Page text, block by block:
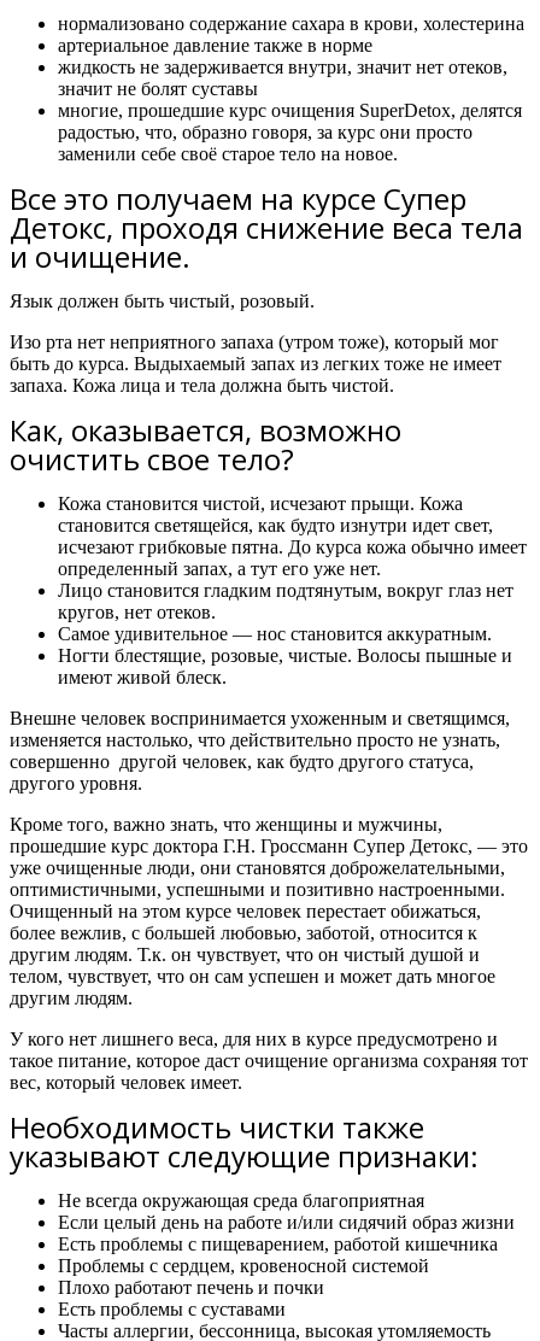
нормализовано содержание сахара в крови, холестерина
артериальное давление также в норме
жидкость не задерживается внутри, значит нет отеков,
значит не болят суставы
многие, прошедшие курс очищения SuperDetox, делятся
радостью, что, образно говоря, за курс они просто
заменили себе своё старое тело на новое.
Все это получаем на курсе Супер
Детокс, проходя снижение веса тела
и очищение.
Язык должен быть чистый, розовый.
Изо рта нет неприятного запаха (утром тоже), который мог
быть до курса. Выдыхаемый запах из легких тоже не имеет
запаха. Кожа лица и тела должна быть чистой.
Как, оказывается, возможно
очистить свое тело?​
Кожа становится чистой, исчезают прыщи. Кожа
становится светящейся, как будто изнутри идет свет,
исчезают грибковые пятна. До курса кожа обычно имеет
определенный запах, а тут его уже нет.
Лицо становится гладким подтянутым, вокруг глаз нет
кругов, нет отеков.
Самое удивительное — нос становится аккуратным.
Ногти блестящие, розовые, чистые. Волосы пышные и
имеют живой блеск.
Внешне человек воспринимается ухоженным и светящимся,
изменяется настолько, что действительно просто не узнать,
совершенно другой человек, как будто другого статуса,
другого уровня.
Кроме того, важно знать, что женщины и мужчины,
прошедшие курс доктора Г.Н. Гроссманн Супер Детокс, — это
уже очищенные люди, они становятся доброжелательными,
оптимистичными, успешными и позитивно настроенными.
Очищенный на этом курсе человек перестает обижаться,
более вежлив, с большей любовью, заботой, относится к
другим людям. Т.к. он чувствует, что он чистый душой и
телом, чувствует, что он сам успешен и может дать многое
другим людям.
У кого нет лишнего веса, для них в курсе предусмотрено и
такое питание, которое даст очищение организма сохраняя тот
вес, который человек имеет.
Необходимость чистки также
указывают следующие признаки:
Не всегда окружающая среда благоприятная
Если целый день на работе и/или сидячий образ жизни
Есть проблемы с пищеварением, работой кишечника
Проблемы с сердцем, кровеносной системой
Плохо работают печень и почки
Есть проблемы с суставами
Часты аллергии, бессонница, высокая утомляемость